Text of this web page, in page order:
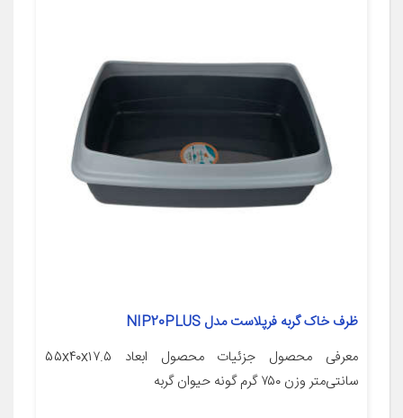
ظرف خاک گربه فرپلاست مدل NIP20PLUS
معرفی محصول جزئیات محصول ابعاد ۵۵x۴۰x۱۷.۵
سانتی‌متر وزن ۷۵۰ گرم گونه حیوان گربه